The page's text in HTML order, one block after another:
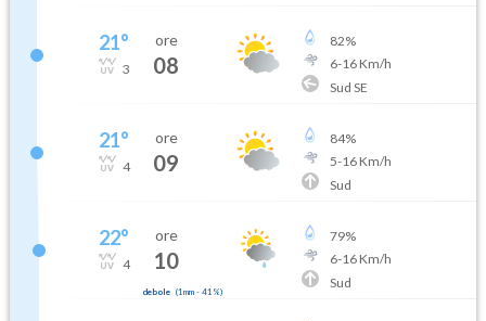
21°
3
ore
08
82%
6-16Km/h
Sud SE
21°
4
ore
09
84%
5-16Km/h
Sud
22°
4
ore
10
debole (1mm- 41 %)
79%
6-16Km/h
Sud